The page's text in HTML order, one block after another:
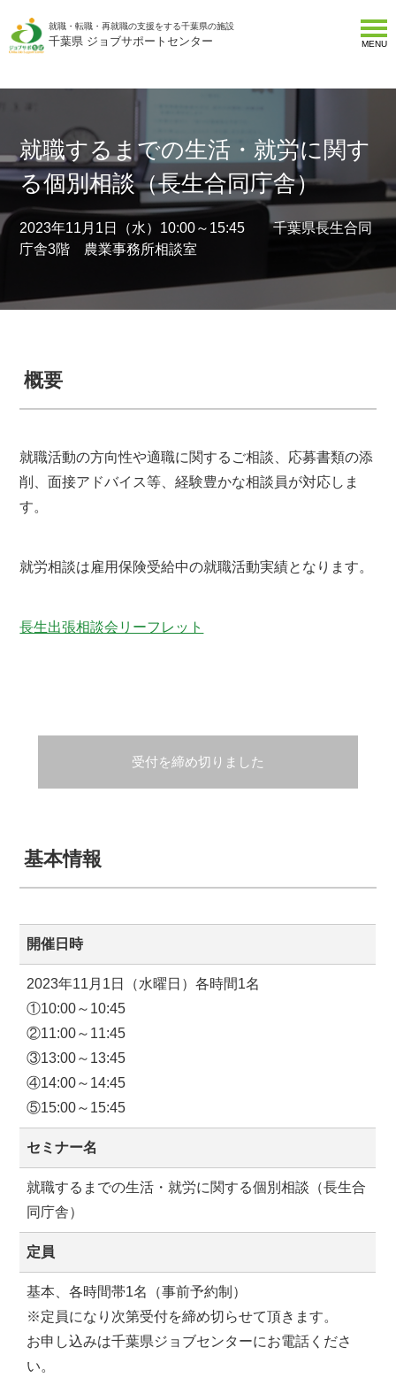
就職・転職・再就職の支援をする千葉県の施設
千葉県 ジョブサポートセンター MENU
就職するまでの生活・就労に関す
る個別相談（長生合同庁舎）
2023年11月1日（水）10:00～15:45 千葉県長生合同
庁舎3階 農業事務所相談室
概要
就職活動の方向性や適職に関するご相談、応募書類の添
削、面接アドバイス等、経験豊かな相談員が対応しま
す。
就労相談は雇用保険受給中の就職活動実績となります。
長生出張相談会リーフレット
受付を締め切りました
基本情報
開催日時
2023年11月1日（水曜日）各時間1名
①10:00～10:45
②11:00～11:45
③13:00～13:45
④14:00～14:45
⑤15:00～15:45
セミナー名
就職するまでの生活・就労に関する個別相談（長生合
同庁舎）
定員
基本、各時間帯1名（事前予約制）
※定員になり次第受付を締め切らせて頂きます。
お申し込みは千葉県ジョブセンターにお電話くださ
い。